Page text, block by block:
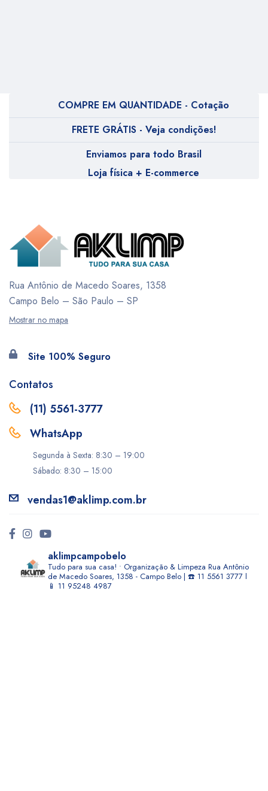
COMPRE EM QUANTIDADE - Cotação
FRETE GRÁTIS - Veja condições!
Enviamos para todo Brasil
Loja física + E-commerce
Rua Antônio de Macedo Soares, 1358
Campo Belo – São Paulo – SP
Mostrar no mapa
Site 100% Seguro
Contatos
(11) 5561-3777
WhatsApp
Segunda à Sexta: 8:30 – 19:00
Sábado: 8:30 – 15:00
vendas1@aklimp.com.br
aklimpcampobelo
Tudo para sua casa! • Organização & Limpeza Rua Antônio
de Macedo Soares, 1358 - Campo Belo | ☎️ 11 5561 3777 l
📱 11 95248 4987